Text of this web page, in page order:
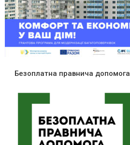
Безоплатна правнича допомога